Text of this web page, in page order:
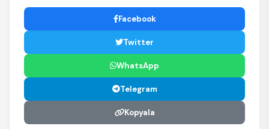
Facebook
Twitter
WhatsApp
Telegram
Kopyala